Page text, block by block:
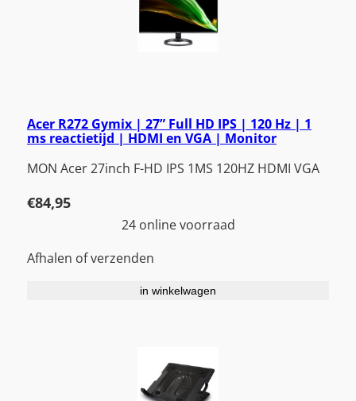
Acer R272 Gymix | 27” Full HD IPS | 120 Hz | 1
ms reactietijd | HDMI en VGA | Monitor
MON Acer 27inch F-HD IPS 1MS 120HZ HDMI VGA
€84,95
24 online voorraad
Afhalen of verzenden
in winkelwagen